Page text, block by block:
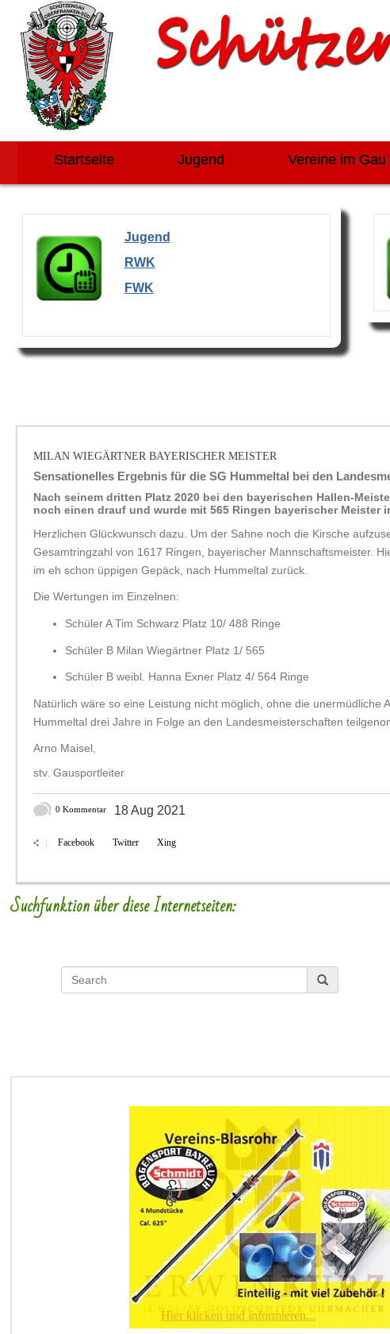
Startseite Jugend Vereine im Gau
Jugend
RWK
FWK
MILAN WIEGÄRTNER BAYERISCHER MEISTER
Sensationelles Ergebnis für die SG Hummeltal bei den
Nach seinem dritten Platz 2020 bei den bayerischen Hallen-
noch einen drauf und wurde mit 565 Ringen bayerischer Meister
Herzlichen Glückwunsch dazu. Um der Sahne noch die Kirsche
Gesamtringzahl von 1617 Ringen, bayerischer Mannschaftsmeister.
im eh schon üppigen Gepäck, nach Hummeltal zurück.
Die Wertungen im Einzelnen:
Schüler A Tim Schwarz Platz 10/ 488 Ringe
Schüler B Milan Wiegärtner Platz 1/ 565
Schüler B weibl. Hanna Exner Platz 4/ 564 Ringe
Natürlich wäre so eine Leistung nicht möglich, ohne die unermüdliche
Hummeltal drei Jahre in Folge an den Landesmeisterschaften
Arno Maisel,
stv. Gausportleiter
18 Aug 2021
0 Kommentar
: Facebook Twitter Xing
Suchfunktion über diese Internetseiten:
klick...
Hier klicken und informieren...